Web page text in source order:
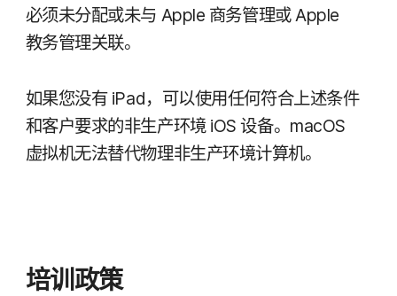
必须​未​分配​或​未​与 Apple 商务​管理​或Apple
教务​管理​关联。
如果​您​没有iPad，​可以​使用​任何​符合​上​述​条件​
和​客户​要求​的​非​生产​环境iOS设备。 macOS
虚拟机​无法​替​代物理非​生产​环境​计算机。
培训​政策